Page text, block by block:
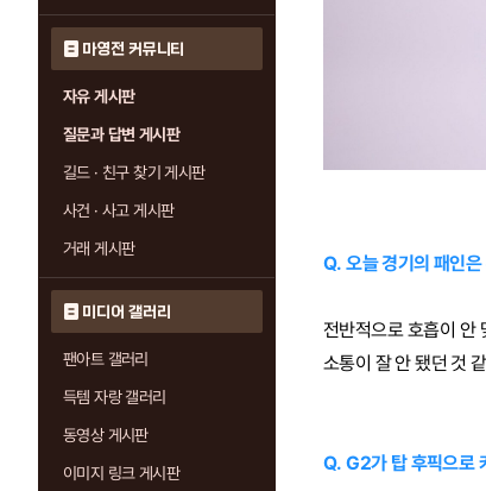
마영전 커뮤니티
자유 게시판
질문과 답변 게시판
길드 · 친구 찾기 게시판
사건 · 사고 게시판
거래 게시판
미디어 갤러리
팬아트 갤러리
득템 자랑 갤러리
동영상 게시판
이미지 링크 게시판
Q. 오늘 경기의 패인
전반적으로 호흡이 안
소통이 잘 안 됐던 것
Q. G2가 탑 후픽으로